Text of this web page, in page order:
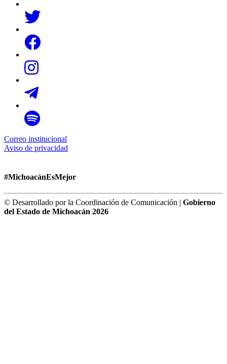
Correo institucional
Aviso de privacidad
#MichoacánEsMejor
© Desarrollado por la Coordinación de Comunicación | Gobierno
del Estado de Michoacán 2026